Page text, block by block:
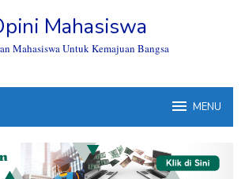
Mahasiswa
Mahasiswa Untuk Kemajuan Bangsa
MENU